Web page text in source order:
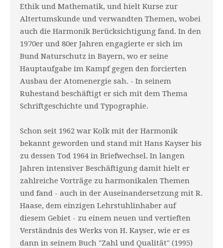
Ethik und Mathematik, und hielt Kurse zur
Altertumskunde und verwandten Themen, wobei
auch die Harmonik Berücksichtigung fand. In den
1970er und 80er Jahren engagierte er sich im
Bund Naturschutz in Bayern, wo er seine
Hauptaufgabe im Kampf gegen den forcierten
Ausbau der Atomenergie sah. - In seinem
Ruhestand beschäftigt er sich mit dem Thema
Schriftgeschichte und Typographie.
Schon seit 1962 war Kolk mit der Harmonik
bekannt geworden und stand mit Hans Kayser bis
zu dessen Tod 1964 in Briefwechsel. In langen
Jahren intensiver Beschäftigung damit hielt er
zahlreiche Vorträge zu harmonikalen Themen
und fand - auch in der Auseinandersetzung mit R.
Haase, dem einzigen Lehrstuhlinhaber auf
diesem Gebiet - zu einem neuen und vertieften
Verständnis des Werks von H. Kayser, wie er es
dann in seinem Buch "Zahl und Qualität" (1995)